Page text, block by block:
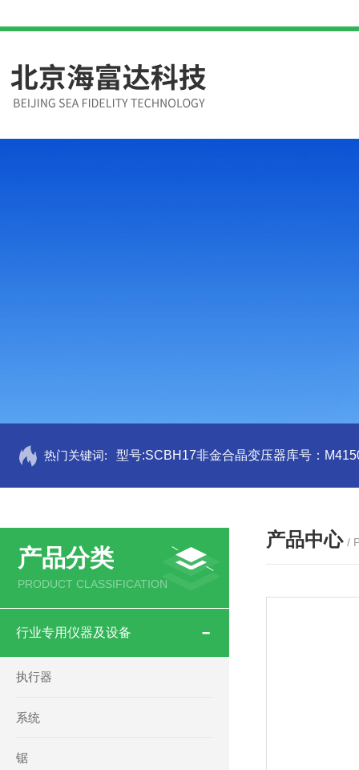
热门关键词: 型号:SCBH17非金合晶变压器库号：
产品分类
PRODUCT CLASSIFICATION
行业专用仪器及设备
执行器
系统
锯
产品中心 /